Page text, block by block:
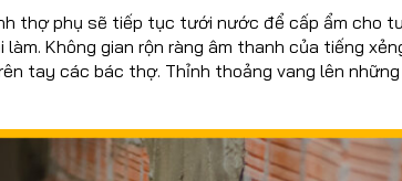
thợ phụ sẽ tiếp tục tưới nước để cấp ẩm cho
Không gian rộn ràng âm thanh của tiếng
tay các bác thợ. Thỉnh thoảng vang lên